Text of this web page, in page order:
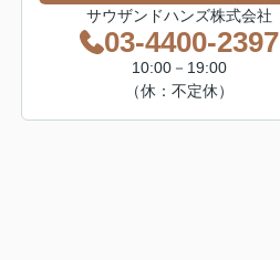
サウザンドハンズ株式会社
03-4400-2397
10:00－19:00
（休：不定休）